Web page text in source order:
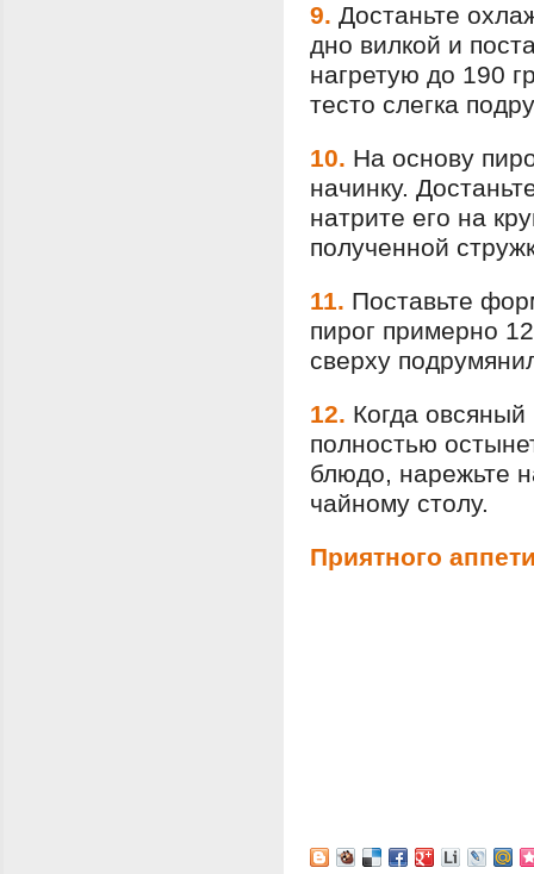
9. Достаньте
дно вилкой и
нагретую до 190
тесто слегка
10. На основу
начинку.
натрите его на
полученной
11. Поставьте
пирог примерно
сверху
12. Когда
полностью
блюдо, нарежьте
чайному столу.
Приятного